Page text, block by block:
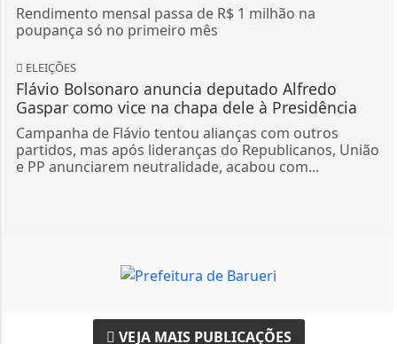
Rendimento mensal passa de R$ 1 milhão na
poupança só no primeiro mês
ELEIÇÕES
Flávio Bolsonaro anuncia deputado Alfredo
Gaspar como vice na chapa dele à Presidência
Campanha de Flávio tentou alianças com outros
partidos, mas após lideranças do Republicanos, União
e PP anunciarem neutralidade, acabou com...
VEJA MAIS PUBLICAÇÕES